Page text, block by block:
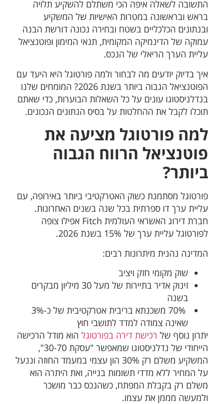
התשובה לשאלה איפה הכי משתלם להשקיע תלויה
בראש ובראשונה במטרות האישיות של המשקיע
ובנתונים הכלכליים בשטח ובחירה נכונה דורשת הבנה
עמוקה של הדינמיקה המקומית, תנאי המימון ופוטנציאל
עליית הערך הריאלי של הנכס.
איך בדיוק יודעים מה לבחור ולמה פורטוגל היא היעד עם
הפוטנציאל הגבוה ביותר בשנת 2026? המומחים שלנו
בנדלניסטוגו עונים על כל השאלות הבוערות, כדי שאתם
תוכלו לקבל את ההחלטות על בסיס הנתונים הנכונים.
למה פורטוגל מציעה את
פוטנציאל הרווח הגבוה
ביותר?
פורטוגל מסתמנת כשוק האטרקטיבי ביותר באירופה, עם
עליית ערך דו ספרתית בכל שנה בשנים האחרונות.
חברת דירוג האשראי העולמית Fitch אפילו צופה
לפורטוגל עליית ערך של 15% בשנת 2026.
המדינה נהנית מיתרונות רבים:
שוק מקומי חזק ויציב
זינוק אדיר בתיירות של מעל 30 מיליון מבקרים
בשנה
70% משכנתא בריבית אטרקטיבית של כ-3%
שאינה צמודה למדד לתושבי חוץ
יתרון נוסף של רכישת דירה בפורטוגל הוא מודל הרכישה
הייחודי של נדלניסטוגו שמאפשר "עסקת 30-70",
המשקיע משלם רק 30% הון עצמי במעמד החוזה וננעל
על המחיר ללא מדדי תשומות בנייה, ואת היתרה הוא
משלם רק בקבלת המפתח, כשהנכס כבר מושכר
ולמעשה מממן את עצמו.